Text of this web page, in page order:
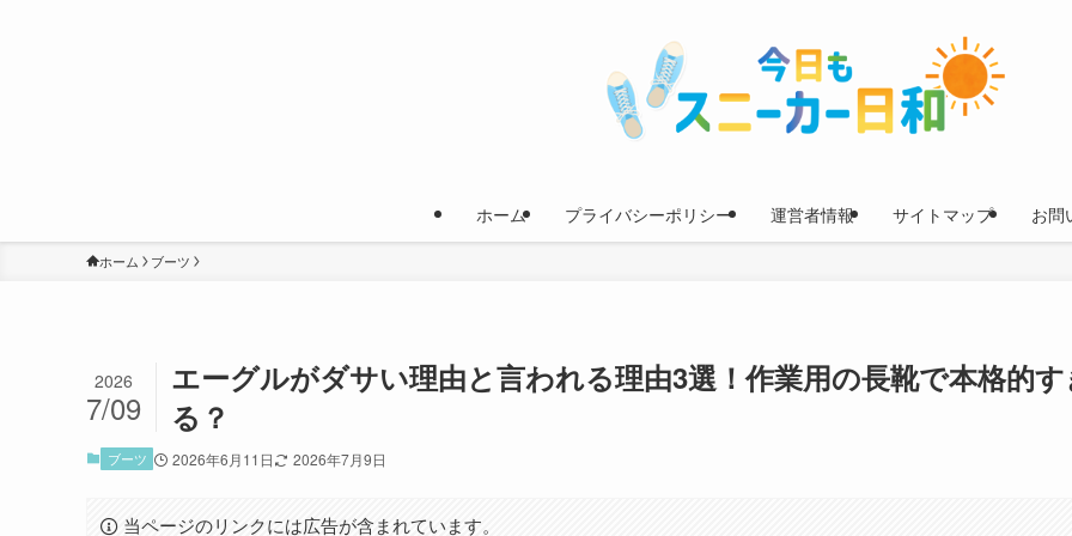
ホーム プライバシーポリシー 運営者情報 サイトマップ お問
ホーム ブーツ
エーグルがダサい理由と言われる理由3選！作業用の長靴で本格的
る？
2026
7/09
ブーツ 2026年6月11日 2026年7月9日
当ページのリンクには広告が含まれています。